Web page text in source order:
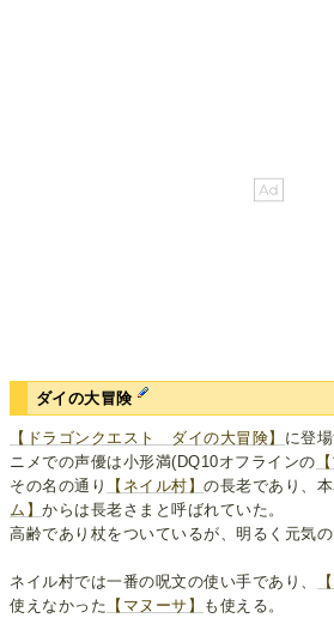
ダイの大冒険
【ドラゴンクエスト ダイの大冒険】 に登
ニメでの声優は小形満(DQ10オフラインの
その名の通り
【ネイル村】の長老であり、
ム】からは長老さまと呼ばれていた。
高齢であり杖をついているが、明るく元気の
ネイル村では一番の呪文の使い手であり、
使えなかった 【マヌーサ】
も使える。